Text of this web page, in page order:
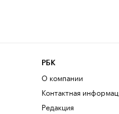
РБК
О компании
Контактная
Редакция